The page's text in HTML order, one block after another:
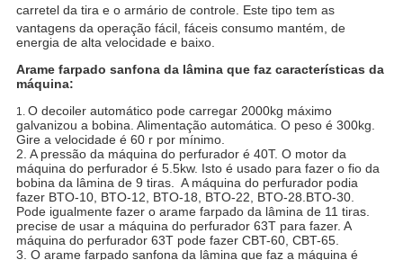
carretel da tira e o armário de controle. Este tipo tem as
vantagens da operação fácil, fáceis consumo mantém, de
energia de alta velocidade e baixo.
Arame farpado sanfona da lâmina que faz características da
máquina:
1. O decoiler automático pode carregar 2000kg máximo
galvanizou a bobina. Alimentação automática. O peso é 300kg.
Gire a velocidade é 60 r por mínimo.
2. A pressão da máquina do perfurador é 40T. O motor da
máquina do perfurador é 5.5kw. Isto é usado para fazer o fio da
bobina da lâmina de 9 tiras. A máquina do perfurador podia
fazer BTO-10, BTO-12, BTO-18, BTO-22, BTO-28.BTO-30.
Pode igualmente fazer o arame farpado da lâmina de 11 tiras.
precise de usar a máquina do perfurador 63T para fazer. A
máquina do perfurador 63T pode fazer CBT-60, CBT-65.
3. O arame farpado sanfona da lâmina que faz a máquina é